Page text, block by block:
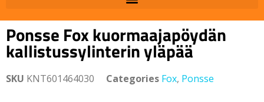
Ponsse Fox kuormaajapöydän
kallistussylinterin yläpää
SKU KNT601464030 Categories Fox, Ponsse